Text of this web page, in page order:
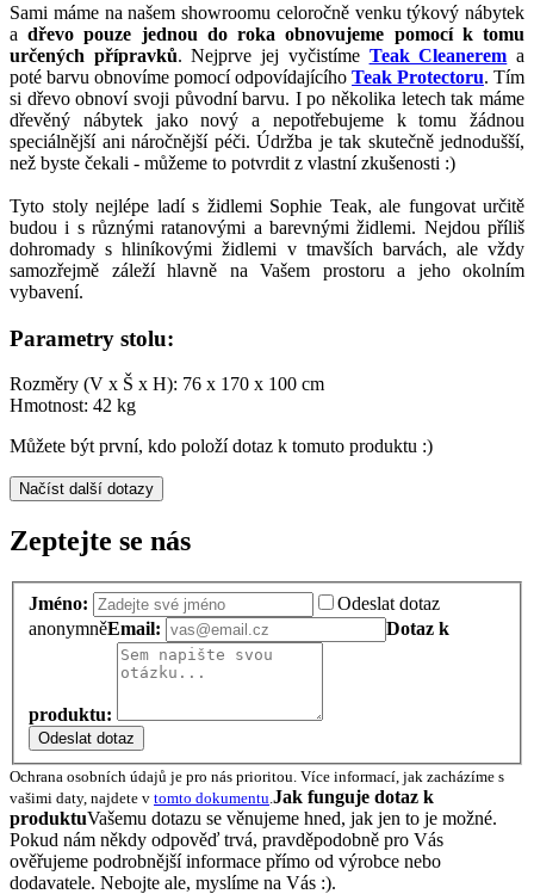
Sami máme na našem showroomu celoročně venku týkový nábytek
adřevo pouze jednou do roka obnovujeme pomocí k tomu
určených přípravků. Nejprve jej vyčistíme Teak Cleanerem a
poté barvu obnovíme pomocí odpovídajícího Teak Protectoru. Tím
si dřevo obnoví svoji původní barvu. I po několika letech tak máme
dřevěný nábytek jako nový a nepotřebujeme k tomu žádnou
speciálnější ani náročnější péči. Údržba je tak skutečně jednodušší,
než byste čekali - můžeme to potvrdit z vlastní zkušenosti :)
Tyto stoly nejlépe ladí s židlemi Sophie Teak, ale fungovat určitě
budou i s různými ratanovými a barevnými židlemi. Nejdou příliš
dohromady s hliníkovými židlemi v tmavších barvách, ale vždy
samozřejmě záleží hlavně na Vašem prostoru a jeho okolním
vybavení.
Parametry stolu:
Rozměry (V x Š x H): 76 x 170 x 100 cm
Hmotnost: 42 kg
Můžete být první, kdo položí dotaz k tomuto produktu :)
Načíst další dotazy
Zeptejte se nás
Jméno:
Odeslat dotaz
anonymněEmail: Dotaz k
produktu:
Odeslat dotaz
Ochrana osobních údajů je pro nás prioritou. Více informací, jak zacházíme s
vašimi daty, najdete v tomto dokumentu Jak funguje dotaz k
produktuVašemu dotazu se věnujeme hned, jak jen to je možné.
Pokud nám někdy odpověď trvá, pravděpodobně pro Vás
ověřujeme podrobnější informace přímo od výrobce nebo
dodavatele. Nebojte ale, myslíme na Vás :).